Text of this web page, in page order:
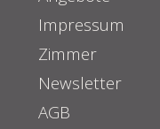
Impressum
Zimmer
Newsletter
AGB